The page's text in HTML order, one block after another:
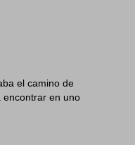
el camino de
encontrar en uno